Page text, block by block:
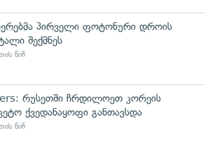
პირველი ფოტონური დროის
შექმნეს
წინ
რუსეთში ჩრდილოეთ კორეის
ქვედანაყოფი განთავსდა
წინ